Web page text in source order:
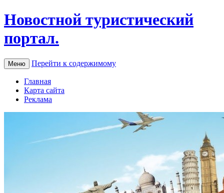
Новостной туристический
портал.
Меню Перейти к содержимому
Главная
Карта сайта
Реклама